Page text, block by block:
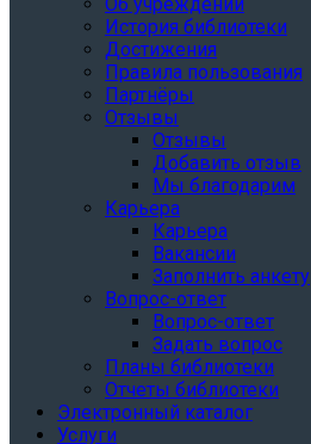
Об учреждении
История библиотеки
Достижения
Правила пользования
Партнёры
Отзывы
Отзывы
Добавить отзыв
Мы благодарим
Карьера
Карьера
Вакансии
Заполнить анкету
Вопрос-ответ
Вопрос-ответ
Задать вопрос
Планы библиотеки
Отчеты библиотеки
Электронный каталог
Услуги